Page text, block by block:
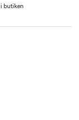
butiken